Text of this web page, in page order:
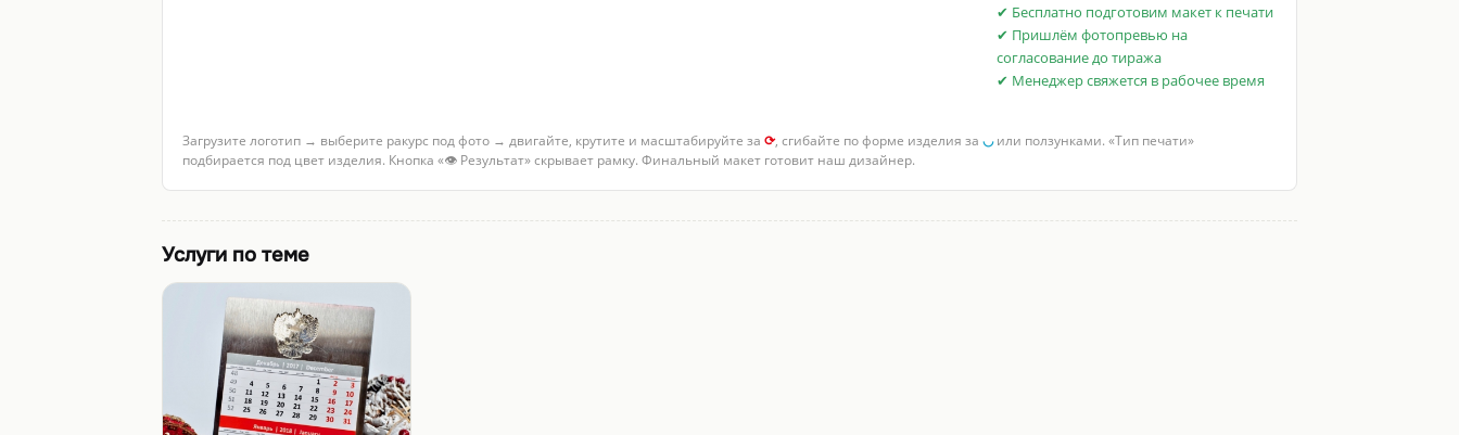
✔ Бесплатно подготовим макет к печати
✔ Пришлём фотопревью на
согласование до тиража
✔ Менеджер свяжется в рабочее время
Загрузите логотип → выберите ракурс под фото → двигайте, крутите и масштабируйте за ⟳, сгибайте по форме изделия за ◡или ползунками. «Тип печати»
подбирается под цвет изделия. Кнопка «👁 Результат» скрывает рамку. Финальный макет готовит наш дизайнер.
Услуги по теме